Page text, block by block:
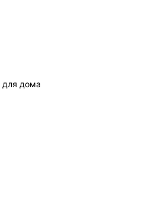
для дома
С БЛЕСТЯЩИМ
102